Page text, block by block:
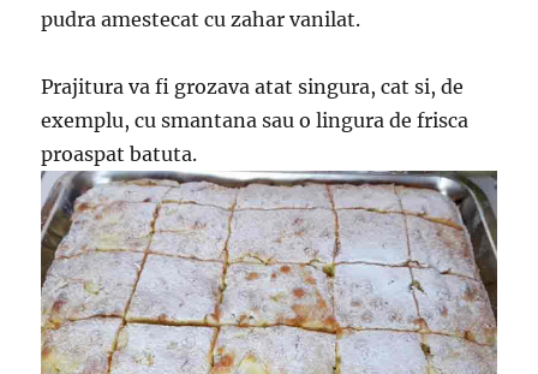
pudra amestecat cu zahar vanilat.
Prajitura va fi grozava atat singura, cat si, de
exemplu, cu smantana sau o lingura de frisca
proaspat batuta.